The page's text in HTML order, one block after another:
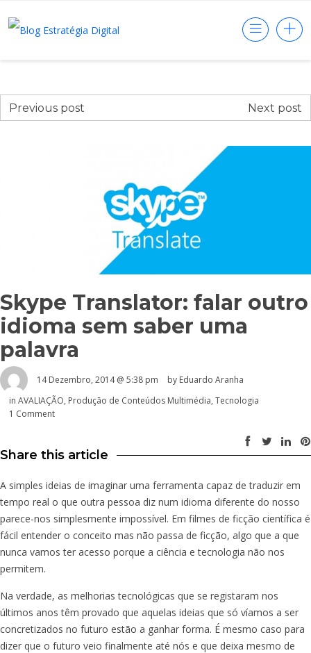
Previous post Next post
Skype Translator: falar outro
idioma sem saber uma
palavra
14 Dezembro, 2014 @ 5:38 pm by Eduardo Aranha
in AVALIAÇÃO, Produção de Conteúdos Multimédia, Tecnologia
1 Comment
Share this article
A simples ideias de imaginar uma ferramenta capaz de traduzir em
tempo real o que outra pessoa diz num idioma diferente do nosso
parece-nos simplesmente impossível. Em filmes de ficção científica é
fácil entender o conceito mas não passa de ficção, algo que a que
nunca vamos ter acesso porque a ciência e tecnologia não nos
permitem.
Na verdade, as melhorias tecnológicas que se registaram nos
últimos anos têm provado que aquelas ideias que só víamos a ser
concretizados no futuro estão a ganhar forma. É mesmo caso para
dizer que o futuro veio finalmente até nós e que deixa mesmo de